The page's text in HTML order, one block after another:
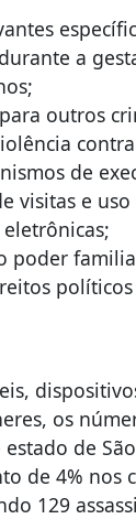
a
outros
de
visitas e
poder
os
estado de
de 4% nos
129